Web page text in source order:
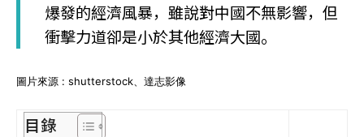
爆發的經濟風暴，雖說對中國不無影響，但
衝擊力道卻是小於其他經濟大國。
圖片來源 : shutterstock、達志影像
目錄